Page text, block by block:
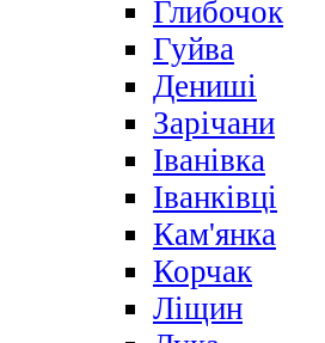
Глибочок
Гуйва
Дениші
Зарічани
Іванівка
Іванківці
Кам'янка
Корчак
Ліщин